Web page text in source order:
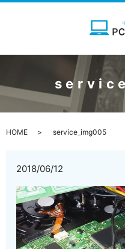
HOME service_img005
2018/06/12